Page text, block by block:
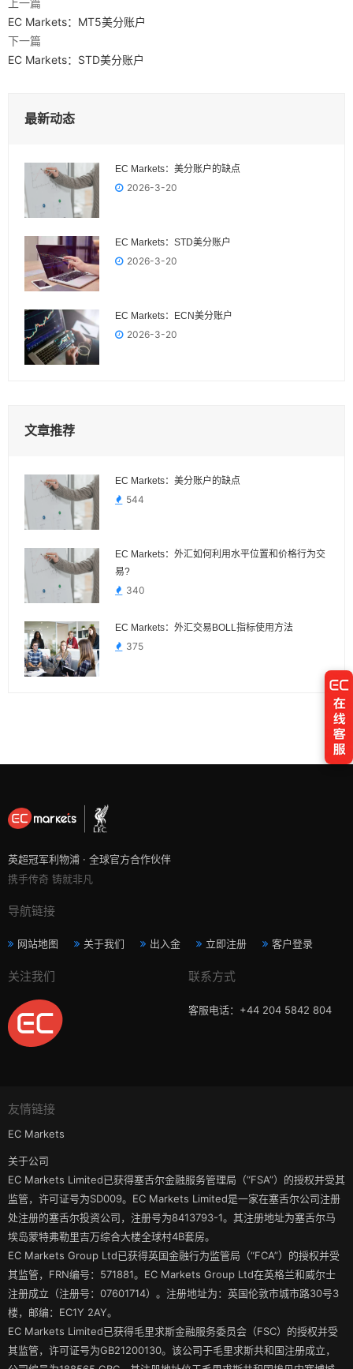
上一篇
EC Markets：MT5美分账户
下一篇
EC Markets：STD美分账户
最新动态
EC Markets：美分账户的缺点
2026-3-20
EC Markets：STD美分账户
2026-3-20
EC Markets：ECN美分账户
2026-3-20
文章推荐
EC Markets：美分账户的缺点
544
EC Markets：外汇如何利用水平位置和价格行为交
易?
340
EC Markets：外汇交易BOLL指标使用方法
375
英超冠军利物浦 · 全球官方合作伙伴
携手传奇 铸就非凡
导航链接
网站地图 关于我们 出入金 立即注册 客户登录
关注我们 联系方式
客服电话：+44 204 5842 804
友情链接
EC Markets
关于公司
EC Markets Limited已获得塞舌尔金融服务管理局（“FSA”）的授权并受其
监管，许可证号为SD009。EC Markets Limited是一家在塞舌尔公司注册
处注册的塞舌尔投资公司，注册号为8413793-1。其注册地址为塞舌尔马
埃岛蒙特弗勒里吉万综合大楼全球村4B套房。
EC Markets Group Ltd已获得英国金融行为监管局（“FCA”）的授权并受
其监管，FRN编号：571881。EC Markets Group Ltd在英格兰和威尔士
注册成立（注册号：07601714）。注册地址为：英国伦敦市城市路30号3
楼，邮编：EC1Y 2AY。
EC Markets Limited已获得毛里求斯金融服务委员会（FSC）的授权并受
其监管，许可证号为GB21200130。该公司于毛里求斯共和国注册成立，